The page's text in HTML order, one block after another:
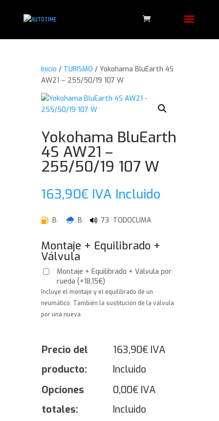
Inicio / TURISMO / Yokohama BluEarth 4S
AW21 – 255/50/19 107 W
Yokohama BluEarth
4S AW21 –
255/50/19 107 W
163,90€ IVA Incluido
B B 73 TODOCLIMA
Montaje + Equilibrado +
Válvula
Montaje + Equilibrado + Válvula por
rueda(+18,15€)
Incluye el montaje y el equilibrado de un
neumático. También la sustitución de la válvula
por una nueva.
Precio del
producto:
163,90€ IVA
Incluido
Opciones
totales:
0,00€ IVA
Incluido